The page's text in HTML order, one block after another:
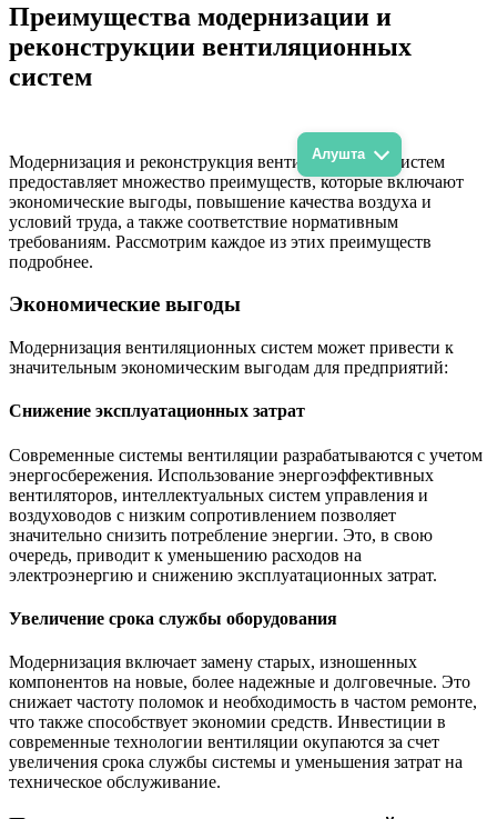
Алушта
Преимущества модернизации и
реконструкции вентиляционных
систем
Модернизация и реконструкция вентиляционных систем
предоставляет множество преимуществ, которые включают
экономические выгоды, повышение качества воздуха и
условий труда, а также соответствие нормативным
требованиям. Рассмотрим каждое из этих преимуществ
подробнее.
Экономические выгоды
Модернизация вентиляционных систем может привести к
значительным экономическим выгодам для предприятий:
Снижение эксплуатационных затрат
Современные системы вентиляции разрабатываются с учетом
энергосбережения. Использование энергоэффективных
вентиляторов, интеллектуальных систем управления и
воздуховодов с низким сопротивлением позволяет
значительно снизить потребление энергии. Это, в свою
очередь, приводит к уменьшению расходов на
электроэнергию и снижению эксплуатационных затрат.
Увеличение срока службы оборудования
Модернизация включает замену старых, изношенных
компонентов на новые, более надежные и долговечные. Это
снижает частоту поломок и необходимость в частом ремонте,
что также способствует экономии средств. Инвестиции в
современные технологии вентиляции окупаются за счет
увеличения срока службы системы и уменьшения затрат на
техническое обслуживание.